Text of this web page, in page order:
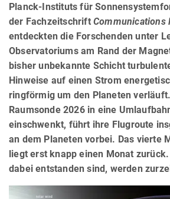
Planck-Instituts für
der Fachzeitschrift Communications
entdeckten die Forschenden unter
Observatoriums am Rand der
bisher unbekannte Schicht
Hinweise auf einen Strom
ringförmig um den Planeten
Raumsonde 2026 in eine
einschwenkt, führt ihre Flugroute
an dem Planeten vorbei. Das vierte
liegt erst knapp einen Monat
dabei entstanden sind, werden